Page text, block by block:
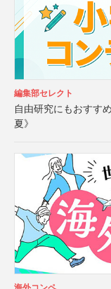
編集部セレクト
自由研究にもおすす
夏》